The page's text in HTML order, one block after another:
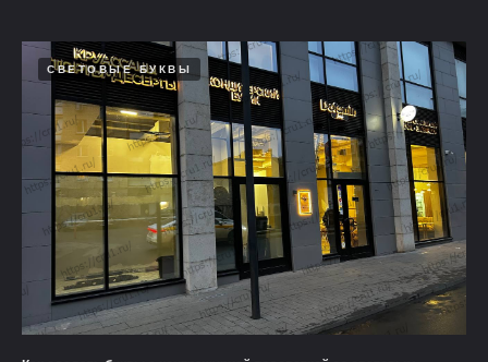
СВЕТОВЫЕ БУКВЫ